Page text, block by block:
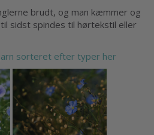
brudt, og man kæmmer og
sidst spindes til hørtekstil eller
sorteret efter typer her